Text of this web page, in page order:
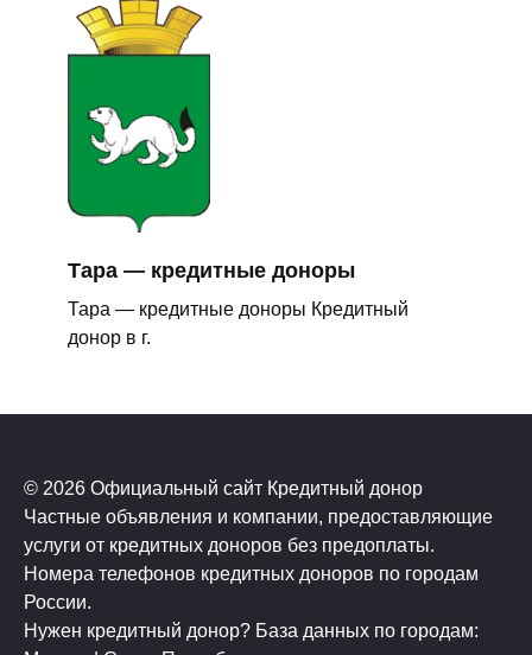
Тара — кредитные доноры
Тара — кредитные доноры Кредитный
донор в г.
© 2026 Официальный сайт Кредитный донор
Частные объявления и компании, предоставляющие
услуги от кредитных доноров без предоплаты.
Номера телефонов кредитных доноров по городам
России.
Нужен кредитный донор? База данных по городам: